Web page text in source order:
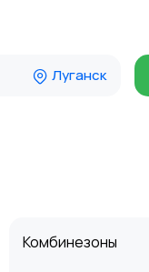
Луганск
Комбинезоны